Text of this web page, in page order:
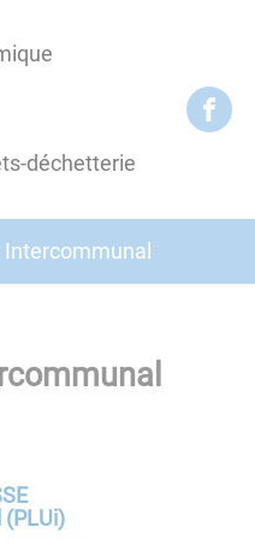
déchetterie